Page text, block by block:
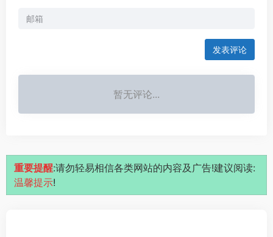
发表评论
暂无评论...
重要提醒:请勿轻易相信各类网站的内容及广告!建议阅读:
温馨提示!